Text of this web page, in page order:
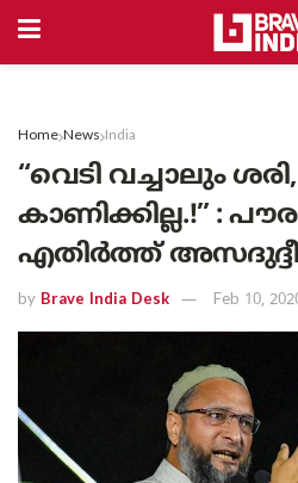
Home News India
“വെടി വച്ചാലും
കാണിക്കില്ല.!” :
എതിർത്ത്
by Brave India Desk Feb 10,